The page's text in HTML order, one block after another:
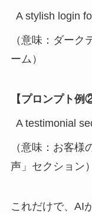
A stylish login
（意味：ダーク
ーム）
【プロンプト例
A testimonial
（意味：お客
声」セクション）
これだけで、AI